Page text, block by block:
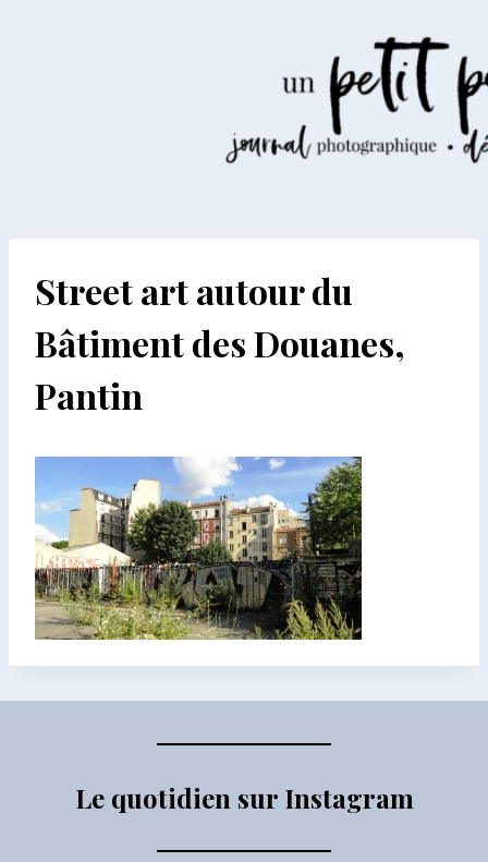
Street art autour du
Bâtiment des Douanes,
Pantin
Le quotidien sur Instagram